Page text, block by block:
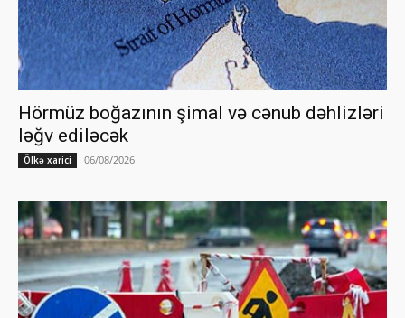
Hörmüz boğazının şimal və cənub dəhlizləri
ləğv ediləcək
Ölkə xarici 06/08/2026